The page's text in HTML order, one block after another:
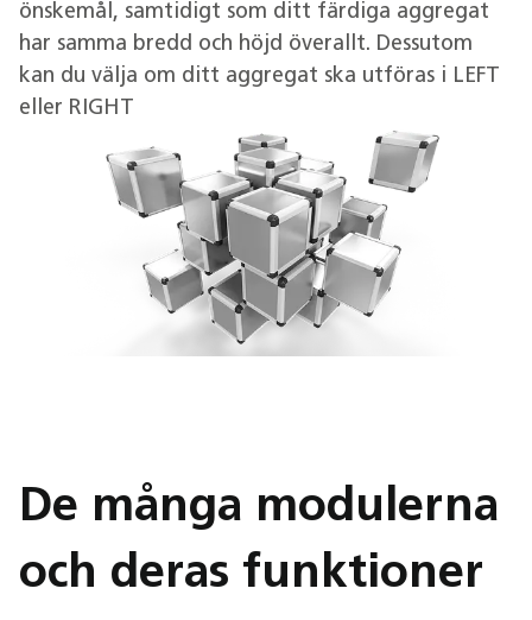
önskemål, samtidigt som ditt färdiga aggregat
har samma bredd och höjd överallt. Dessutom
kan du välja om ditt aggregat ska utföras i LEFT
eller RIGHT
De många modulerna
och deras funktioner